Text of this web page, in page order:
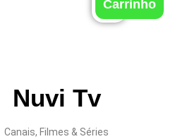
Carrinho
Nuvi Tv
Canais, Filmes & Séries